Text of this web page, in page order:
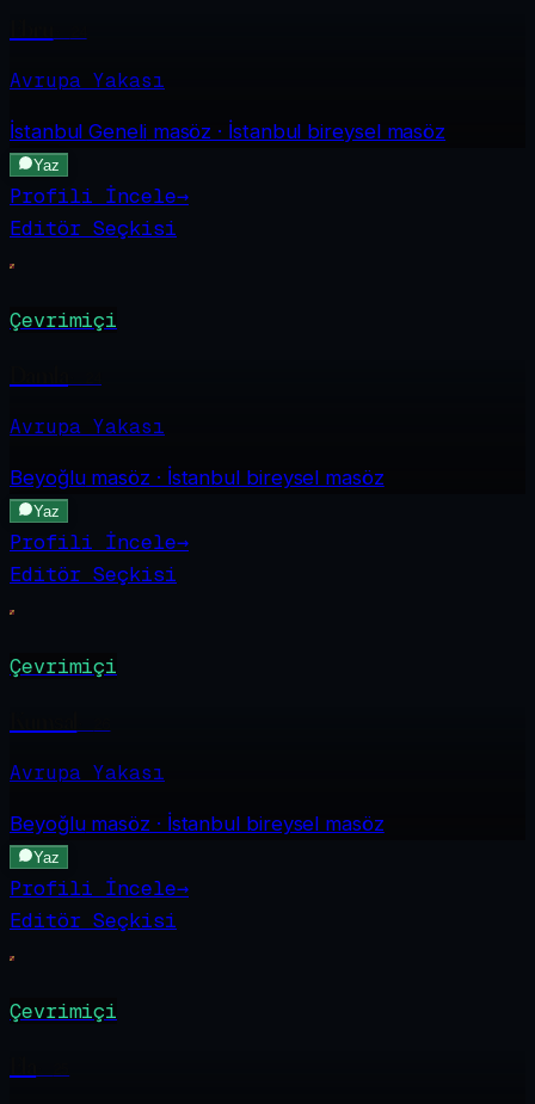
Avrupa Yakası
İstanbul Genelimasöz · İstanbul bireysel masöz
Yaz
Profili İncele→
Editör Seçkisi
Çevrimiçi
Avrupa Yakası
Beyoğlumasöz · İstanbul bireysel masöz
Yaz
Profili İncele→
Editör Seçkisi
Çevrimiçi
Avrupa Yakası
Beyoğlumasöz · İstanbul bireysel masöz
Yaz
Profili İncele→
Editör Seçkisi
Çevrimiçi